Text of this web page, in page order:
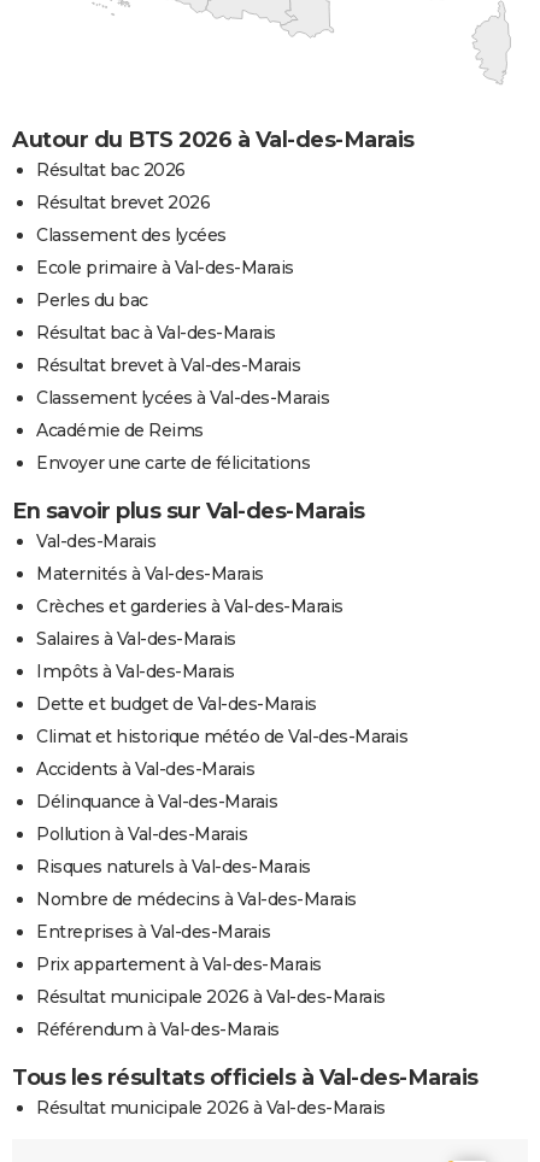
Autour du BTS 2026 à Val-des-Marais
Résultat bac 2026
Résultat brevet 2026
Classement des lycées
Ecole primaire à Val-des-Marais
Perles du bac
Résultat bac à Val-des-Marais
Résultat brevet à Val-des-Marais
Classement lycées à Val-des-Marais
Académie de Reims
Envoyer une carte de félicitations
En savoir plus sur Val-des-Marais
Val-des-Marais
Maternités à Val-des-Marais
Crèches et garderies à Val-des-Marais
Salaires à Val-des-Marais
Impôts à Val-des-Marais
Dette et budget de Val-des-Marais
Climat et historique météo de Val-des-Marais
Accidents à Val-des-Marais
Délinquance à Val-des-Marais
Pollution à Val-des-Marais
Risques naturels à Val-des-Marais
Nombre de médecins à Val-des-Marais
Entreprises à Val-des-Marais
Prix appartement à Val-des-Marais
Résultat municipale 2026 à Val-des-Marais
Référendum à Val-des-Marais
Tous les résultats officiels à Val-des-Marais
Résultat municipale 2026 à Val-des-Marais